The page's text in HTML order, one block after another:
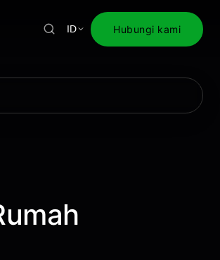
ID Hubungi kami